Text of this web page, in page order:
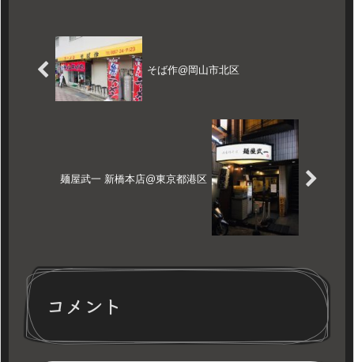
そば作@岡山市北区
麺屋武一 新橋本店@東京都港区
コメント